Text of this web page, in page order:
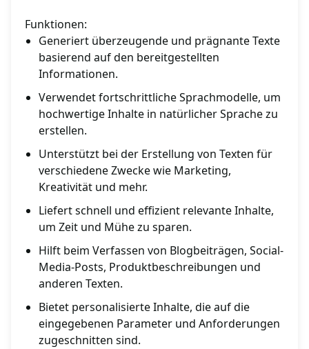
Funktionen:
Generiert überzeugende und prägnante Texte
basierend auf den bereitgestellten
Informationen.
Verwendet fortschrittliche Sprachmodelle, um
hochwertige Inhalte in natürlicher Sprache zu
erstellen.
Unterstützt bei der Erstellung von Texten für
verschiedene Zwecke wie Marketing,
Kreativität und mehr.
Liefert schnell und effizient relevante Inhalte,
um Zeit und Mühe zu sparen.
Hilft beim Verfassen von Blogbeiträgen, Social-
Media-Posts, Produktbeschreibungen und
anderen Texten.
Bietet personalisierte Inhalte, die auf die
eingegebenen Parameter und Anforderungen
zugeschnitten sind.